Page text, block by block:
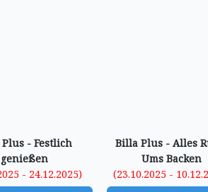
- Festlich
genießen
- 24.12.2025)
Billa Plus - Alles
Ums Backen
(23.10.2025 -